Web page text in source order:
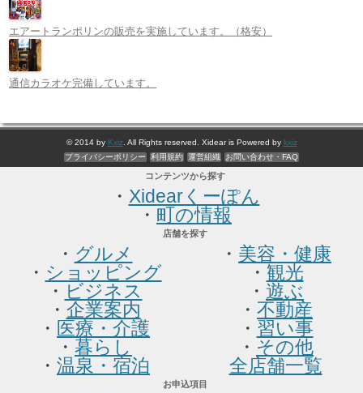
エアートランポリンの販売を実施しています。（格安）
通信カラオケ完備しています。
© 2014 by Kxiz. All Rights reserved. Xidear is Powered by kxiz
プライバシーポリシー
利用規約 運営組織 お問い合わせ・FAQ
コンテンツから探す
・ Xidearくーぽん
・ 町の情報
店舗を探す
・ グルメ
・ ショッピング
・ ビジネス
・ 企業案内
・ 医療・介護
・ 暮らし
・ 温泉・宿泊
・ 美容・健康
・ 観光
・ 遊ぶ
・ 不動産
・ 習い事
・ その他
全店舗一覧
お申込項目